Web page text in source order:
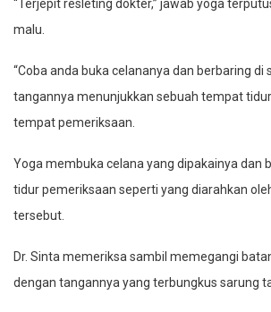
“Terjepit resleting dokter,” jawab yoga
malu.
“Coba anda buka celananya dan berbaring di
tangannya menunjukkan sebuah tempat
tempat pemeriksaan.
Yoga membuka celana yang dipakainya dan
tidur pemeriksaan seperti yang diarahkan
tersebut.
Dr. Sinta memeriksa sambil memegangi
dengan tangannya yang terbungkus sarung